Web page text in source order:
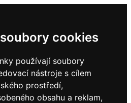
cookies
používají soubory
nástroje s cílem
prostředí,
obsahu a reklam,